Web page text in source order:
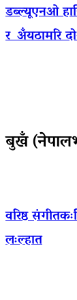
डब्ल्यूएनओ
र अँयठामरि
बुखँ
वरिष्ठ
लःल्हात